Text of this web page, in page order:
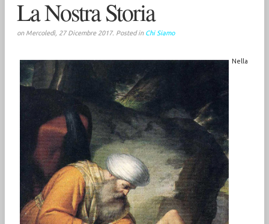
La Nostra Storia
on Mercoledì, 27 Dicembre 2017. Posted in Chi Siamo
Nella